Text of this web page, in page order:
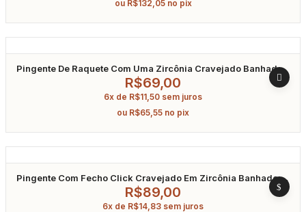
ou R$132,05 no pix
Pingente De Raquete Com Uma Zircônia Cravejado Banhado
R$69,00
6x de R$11,50 sem juros
ou R$65,55 no pix
Pingente Com Fecho Click Cravejado Em Zircônia Banhado A
R$89,00
6x de R$14,83 sem juros